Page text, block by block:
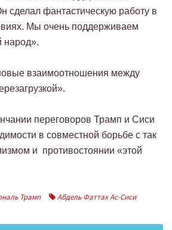
сделал фантастическую работу в
Мы очень поддерживаем
народ».
взаимоотношения между
переговоров Трамп и Сиси
в совместной борьбе с так
и противостоянии «этой
Трамп Абдель Фаттах Ас-Сиси